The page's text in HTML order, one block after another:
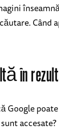
Când
în
Google
accesate?